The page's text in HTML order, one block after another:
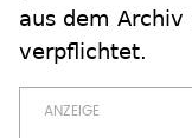
aus dem Archiv
verpflichtet.